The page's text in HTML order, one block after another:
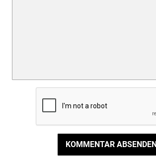
KOMMENTAR ABSENDEN